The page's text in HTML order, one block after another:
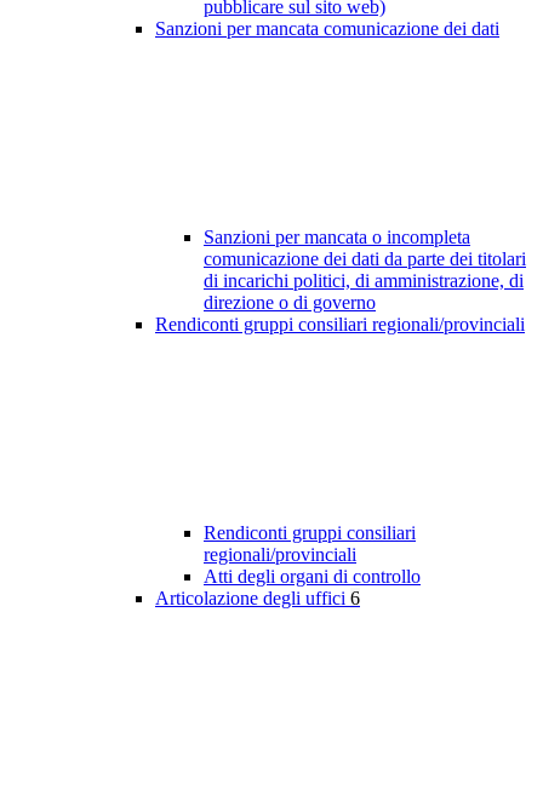
pubblicare sul sito web)
Sanzioni per mancata comunicazione dei dati
Sanzioni per mancata o incompleta
comunicazione dei dati da parte dei titolari
di incarichi politici, di amministrazione, di
direzione o di governo
Rendiconti gruppi consiliari regionali/provinciali
Rendiconti gruppi consiliari
regionali/provinciali
Atti degli organi di controllo
Articolazione degli uffici 6